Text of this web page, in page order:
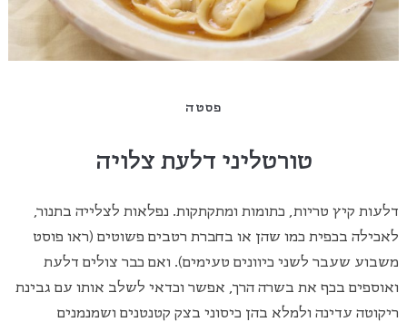
פסטה
טורטליני דלעת צלויה
דלעות קיץ טריות, כתומות ומתקתקות. נפלאות לצלייה בתנור,
לאכילה בכפית כמו שהן או בחברת רטבים פשוטים (ראו פוסט
משבוע שעבר לשני כיוונים טעימים). ואם כבר צולים דלעת
ואוספים בכף את בשרה הרך, אפשר וכדאי לשלב אותו עם גבינת
ריקוטה עדינה ולמלא בהן כיסוני בצק קטנטנים ושמנמנים